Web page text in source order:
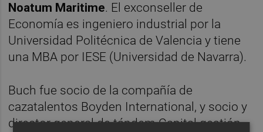
Noatum Maritime. El exconseller de
Economía es ingeniero industrial por la
Universidad Politécnica de Valencia y tiene
una MBA por IESE (Universidad de Navarra).
Buch fue socio de la compañía de
cazatalentos Boyden International, y socio y
director general de tándem Capital gestión